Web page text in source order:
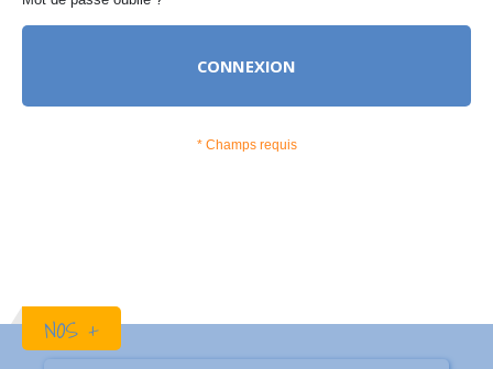
CONNEXION
NOS +